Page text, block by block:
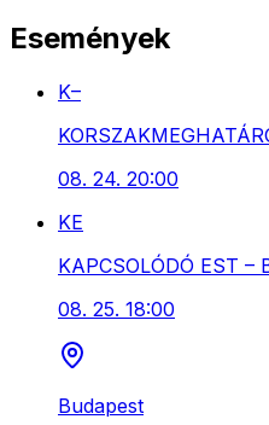
Események
K–
08. 24. 20:00
KE
KAPCSOLÓDÓ EST –
08. 25. 18:00
Budapest